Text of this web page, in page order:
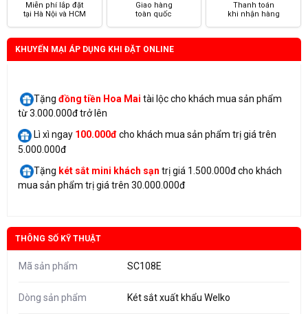
Miễn phí lắp đặt
tại Hà Nội và HCM
Giao hàng
toàn quốc
Thanh toán
khi nhận hàng
KHUYẾN MẠI ÁP DỤNG KHI ĐẶT ONLINE
Tặng đồng tiền Hoa Mai tài lộc cho khách mua sản phẩm
từ 3.000.000đ trở lên
Lì xì ngay 100.000đcho khách mua sản phẩm trị giá trên
5.000.000đ
Tặng két sắt mini khách sạn trị giá 1.500.000đ cho khách
mua sản phẩm trị giá trên 30.000.000đ
THÔNG SỐ KỸ THUẬT
Mã sản phẩm SC108E
Dòng sản phẩm Két sắt xuất khẩu Welko